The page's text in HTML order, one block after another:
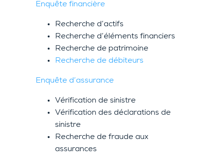
Enquête financière
Recherche d’actifs
Recherche d’éléments financiers
Recherche de patrimoine
Recherche de débiteurs
Enquête d’assurance
Vérification de sinistre
Vérification des déclarations de
sinistre
Recherche de fraude aux
assurances